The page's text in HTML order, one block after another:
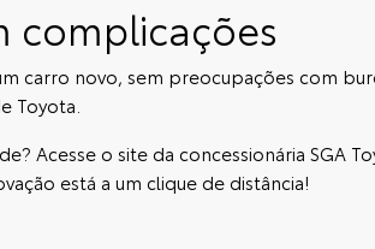
complicações
carro novo, sem preocupações com
Toyota.
Acesse o site da concessionária SGA
está a um clique de distância!